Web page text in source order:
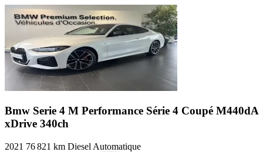
Bmw Serie 4 M Performance Série 4 Coupé M440dA
xDrive 340ch
2021 76 821 km Diesel Automatique